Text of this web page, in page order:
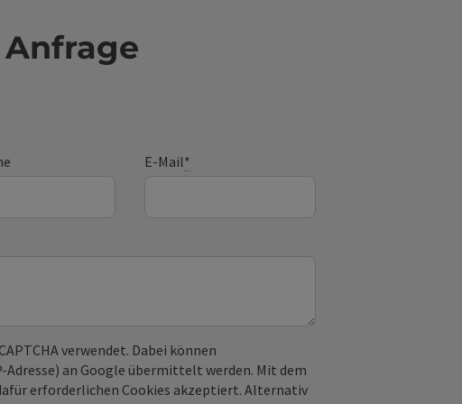
E-Mail*
verwendet. Dabei können
Adresse) an Google übermittelt werden. Mit dem
erforderlichen Cookies akzeptiert. Alternativ